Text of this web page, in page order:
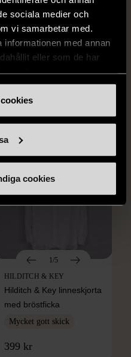
sociala medier och
vi samarbetar med.
med annan
eller som de har
cookies
Mycket gott skick
279 kr
1/5
HILDITCH & KEY
Hilditch & Key linneskjorta
med bröstficka
Mycket gott skick
399 kr